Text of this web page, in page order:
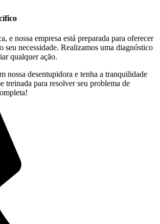
e nossa empresa está preparada para oferecer
seu necessidade. Realizamos uma diagnóstico
qualquer ação.
nossa desentupidora e tenha a tranquilidade
treinada para resolver seu problema de